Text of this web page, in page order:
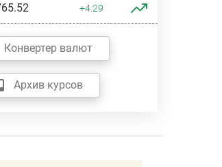
+4.29
Конвертер валют
Архив курсов